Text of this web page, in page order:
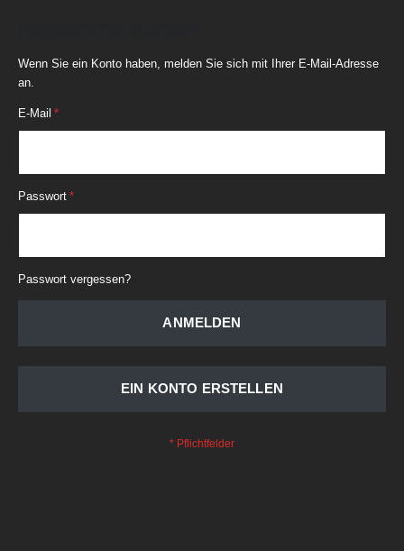
Wenn Sie ein Konto haben, melden Sie sich mit Ihrer E-Mail-Adresse
an.
E-Mail
Passwort
Passwort vergessen?
ANMELDEN
EIN KONTO ERSTELLEN